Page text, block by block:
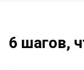
6 шагов,